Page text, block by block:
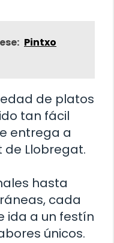
Pintxo
de platos
tan fácil
entrega a
de Llobregat.
hasta
cada
ida a un festín
únicos.